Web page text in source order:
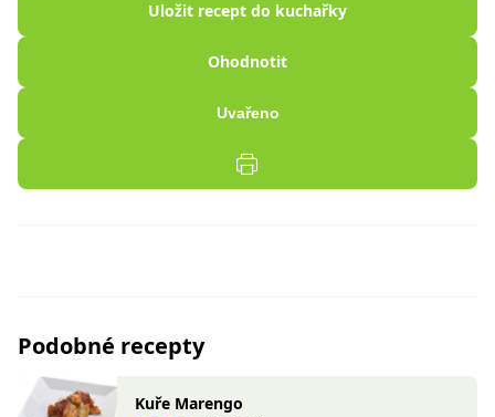
Uložit recept do kuchařky
Ohodnotit
Uvařeno
Podobné recepty
Kuře Marengo